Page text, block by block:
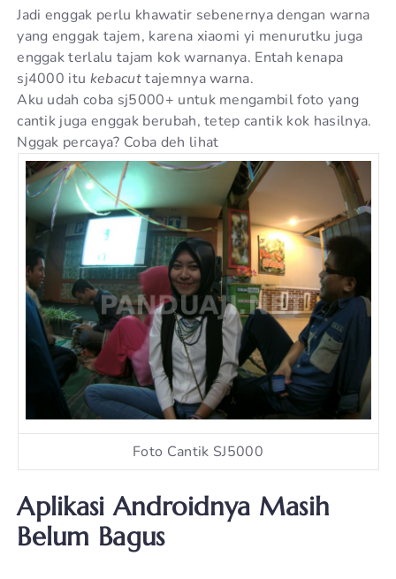
Jadi enggak perlu khawatir sebenernya dengan warna
yang enggak tajem, karena xiaomi yi menurutku juga
enggak terlalu tajam kok warnanya. Entah kenapa
sj4000 itu kebacuttajemnya warna.
Aku udah coba sj5000+ untuk mengambil foto yang
cantik juga enggak berubah, tetep cantik kok hasilnya.
Nggak percaya? Coba deh lihat
Foto Cantik SJ5000
Aplikasi Androidnya Masih
Belum Bagus